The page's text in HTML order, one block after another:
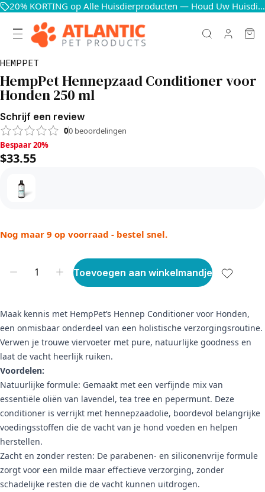
20% KORTING op Alle Huisdierproducten — Houd Uw Huisdieren Blij en Gezond
HEMPPET
HempPet Hennepzaad Conditioner voor
Honden 250 ml
Schrijf een review
00 beoordelingen
Bespaar 20%, $33.55
Bespaar 20%
$33.55
Nog maar 9 op voorraad - bestel snel.
Toevoegen aan winkelmandje
Maak kennis met HempPet’s Hennep Conditioner voor Honden,
een onmisbaar onderdeel van een holistische verzorgingsroutine.
Verwen je trouwe viervoeter met pure, natuurlijke goodness en
laat de vacht heerlijk ruiken.
Voordelen:
Natuurlijke formule: Gemaakt met een verfijnde mix van
essentiële oliën van lavendel, tea tree en pepermunt. Deze
conditioner is verrijkt met hennepzaadolie, boordevol belangrijke
voedingsstoffen die de vacht van je hond voeden en helpen
herstellen.
Zacht en zonder resten: De parabenen- en siliconenvrije formule
zorgt voor een milde maar effectieve verzorging, zonder
schadelijke resten die de vacht kunnen uitdrogen.